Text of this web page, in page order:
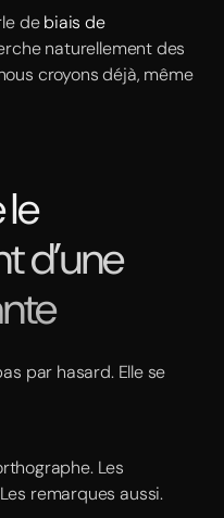
debiais de
naturellement des
croyons déjà, même
d’une
par hasard. Elle se
Les
remarques aussi.